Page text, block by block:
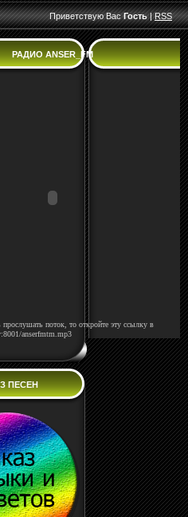
Приветствую Вас Гость|RSS
РАДИО ANSER_FM
прослушать поток, то откройте эту ссылку в
anserfmtm.mp3
ПЕСЕН